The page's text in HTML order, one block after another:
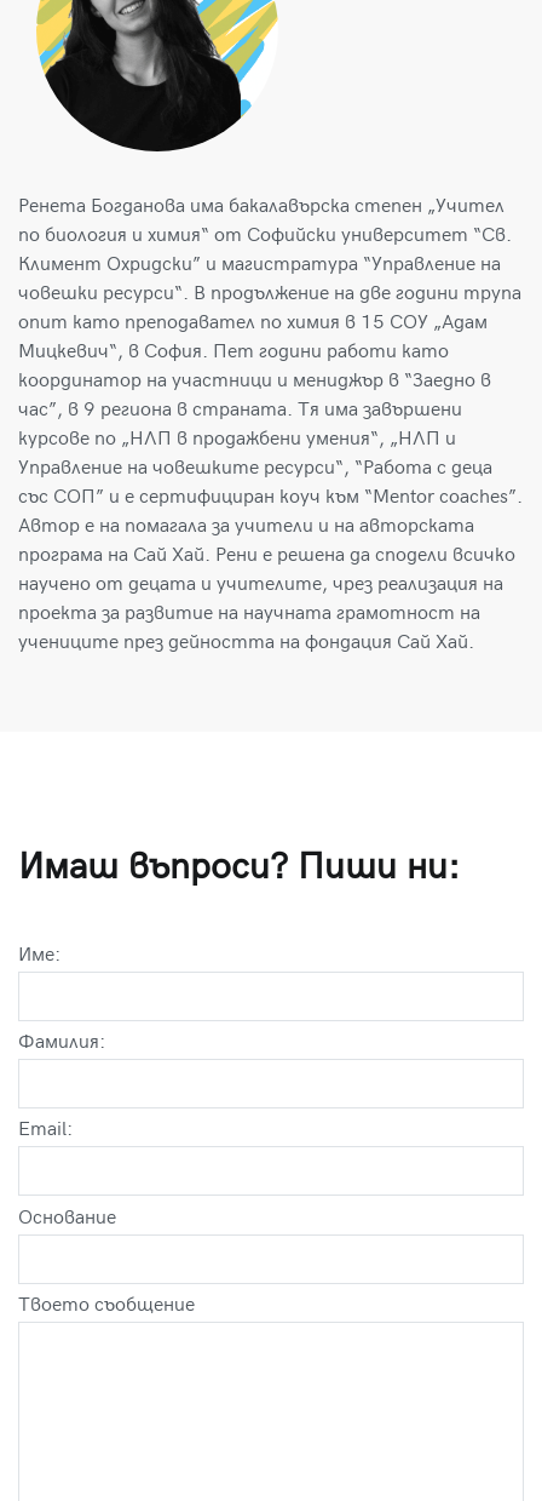
Ренета Богданова има бакалавърска степен „Учител
по биология и химия“ от Софийски университет “Св.
Климент Охридски” и магистратура “Управление на
човешки ресурси“. В продължение на две години трупа
опит като преподавател по химия в 15 СОУ „Адам
Мицкевич“, в София. Пет години работи като
координатор на участници и мениджър в “Заедно в
час”, в 9 региона в страната. Тя има завършени
курсове по „НЛП в продажбени умения“, „НЛП и
Управление на човешките ресурси“, “Работа с деца
със СОП” и е сертифициран коуч към “Mentor coaches”.
Автор е на помагала за учители и на авторската
програма на Сай Хай. Рени е решена да сподели всичко
научено от децата и учителите, чрез реализация на
проекта за развитие на научната грамотност на
учениците през дейността на фондация Сай Хай.
Имаш въпроси? Пиши ни:
Име:
Фамилия:
Email:
Оснoвание
Твоето съобщение